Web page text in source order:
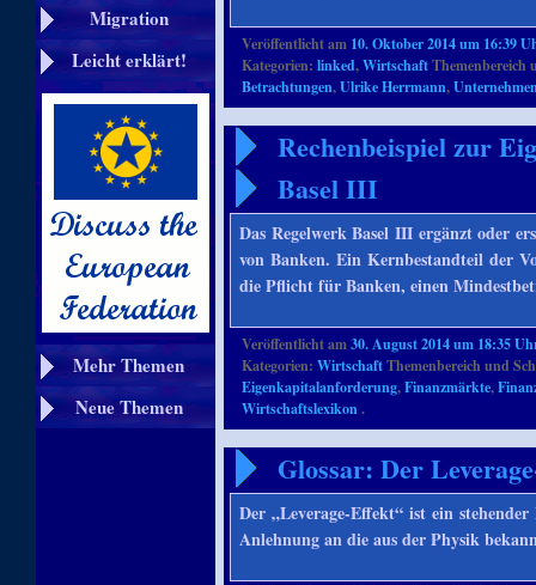
Migration
Leicht erklärt!
Mehr Themen
Neue Themen
Veröffentlicht am 10. Oktober 2014 um 16:39
Kategorien:linked,WirtschaftThemenbereich
Betrachtungen,Ulrike Herrmann,
Rechenbeispiel zur
Basel III
Das Regelwerk Basel III ergänzt oder
von Banken. Ein Kernbestandteil der
die Pflicht für Banken, einen
Veröffentlicht am30. August 2014 um 18:35
Kategorien:WirtschaftThemenbereich und
Eigenkapitalanforderung,Finanzmärkte,
Wirtschaftslexikon.
Glossar: Der
Der „Leverage-Effekt“ ist ein
Anlehnung an die aus der Physik